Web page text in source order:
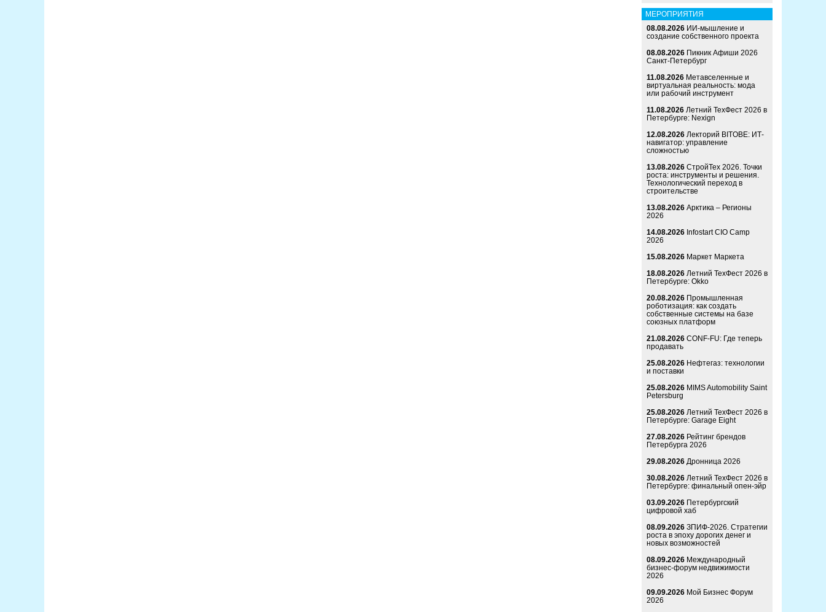
МЕРОПРИЯТИЯ
08.08.2026 ИИ-мышление и
создание собственного проекта
08.08.2026 Пикник Афиши 2026
Санкт-Петербург
11.08.2026 Метавселенные и
виртуальная реальность: мода
или рабочий инструмент
11.08.2026 Летний ТехФест 2026 в
Петербурге: Nexign
12.08.2026 Лекторий BITOBE: ИТ-
навигатор: управление
сложностью
13.08.2026 СтройТех 2026. Точки
роста: инструменты и решения.
Технологический переход в
строительстве
13.08.2026 Арктика – Регионы
2026
14.08.2026 Infostart CIO Camp
2026
15.08.2026 Маркет Маркета
18.08.2026 Летний ТехФест 2026 в
Петербурге: Okko
20.08.2026 Промышленная
роботизация: как создать
собственные системы на базе
союзных платформ
21.08.2026 CONF-FU: Где теперь
продавать
25.08.2026 Нефтегаз: технологии
и поставки
25.08.2026 MIMS Automobility Saint
Petersburg
25.08.2026 Летний ТехФест 2026 в
Петербурге: Garage Eight
27.08.2026 Рейтинг брендов
Петербурга 2026
29.08.2026 Дронница 2026
30.08.2026 Летний ТехФест 2026 в
Петербурге: финальный опен-эйр
03.09.2026 Петербургский
цифровой хаб
08.09.2026 ЗПИФ-2026. Стратегии
роста в эпоху дорогих денег и
новых возможностей
08.09.2026 Международный
бизнес-форум недвижимости
2026
09.09.2026 Мой Бизнес Форум
2026